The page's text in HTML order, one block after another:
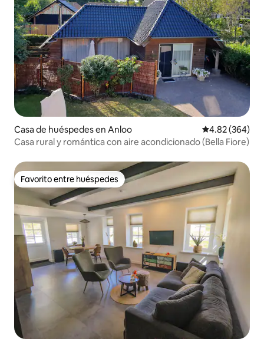
Casa de huéspedes en Anloo Calificación
4.82 (364)
Casa rural y romántica con aire acondicionado (Bella Fiore)
Favorito entre huéspedes
Favorito entre huéspedes